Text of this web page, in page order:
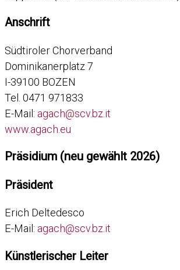
Anschrift
Südtiroler Chorverband
Dominikanerplatz 7
I-39100 BOZEN
Tel. 0471 971833
E-Mail: agach@scv.bz.it
www.agach.eu
Präsidium (neu gewählt 2026)
Präsident
Erich Deltedesco
E-Mail: agach@scv.bz.it
Künstlerischer Leiter